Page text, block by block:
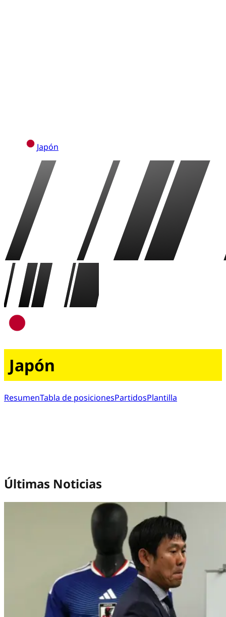
Japón
Japón
ResumenTabla de posicionesPartidosPlantilla
Últimas Noticias